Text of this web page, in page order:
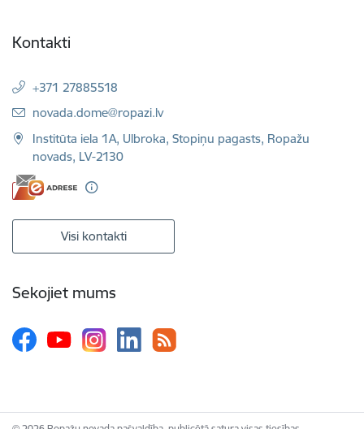
Kontakti
+371 27885518
E-pasts:
novada.dome@ropazi.lv
Institūta iela 1A, Ulbroka, Stopiņu pagasts, Ropažu
novads, LV-2130
Visi kontakti
Sekojiet mums